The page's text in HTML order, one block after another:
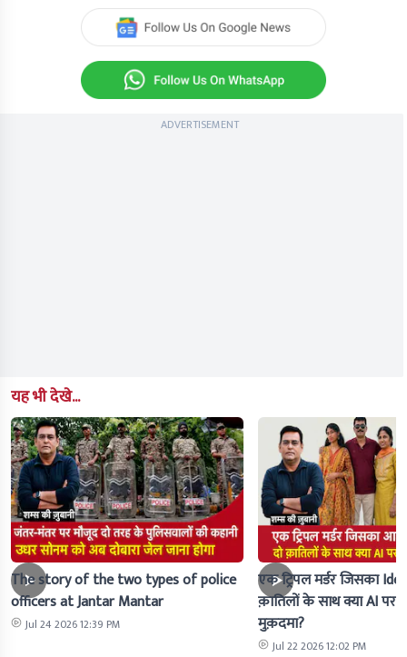
ADVERTISEMENT
यह भी देखे...
The story of the two types of police
officers at Jantar Mantar
Jul 24 2026 12:39 PM
एक ट्रिपल मर्डर जिसका
क़ातिलों के साथ क्या AI पर
मुक़दमा?
Jul 22 2026 12:02 PM